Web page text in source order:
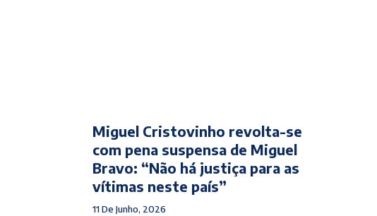
Miguel Cristovinho revolta-se
com pena suspensa de Miguel
Bravo: “Não há justiça para as
vítimas neste país”
11 De Junho, 2026